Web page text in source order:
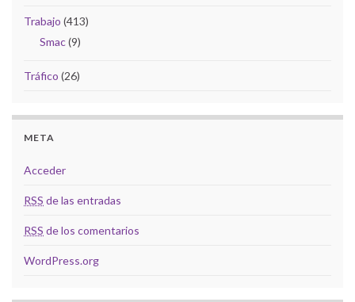
Trabajo (413)
Smac(9)
Tráfico (26)
META
Acceder
RSS de las entradas
RSS de los comentarios
WordPress.org